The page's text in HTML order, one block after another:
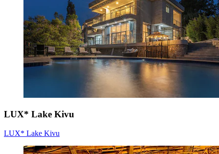
LUX* Lake Kivu
LUX* Lake Kivu